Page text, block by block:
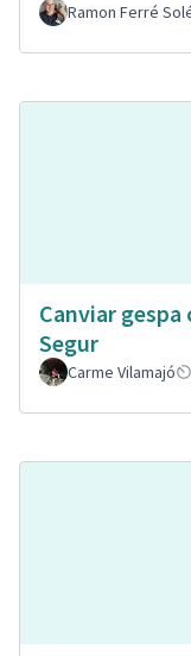
Ramon Ferré
Canviar
Segur
Carme Vilamajó